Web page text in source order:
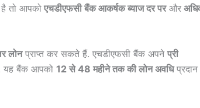
है तो आपको एचडीएफसी बैंक आकर्षक ब्याज दर परऔर
लोनप्राप्त कर सकते हैं. एचडीएफसी बैंक अपने प्री
यह बैंक आपको 12 से 48 महीने तक की लोन अवधिप्रदान